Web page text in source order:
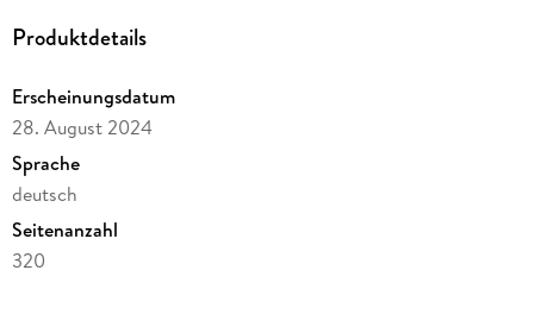
Produktdetails
Erscheinungsdatum
28. August 2024
Sprache
deutsch
Seitenanzahl
320